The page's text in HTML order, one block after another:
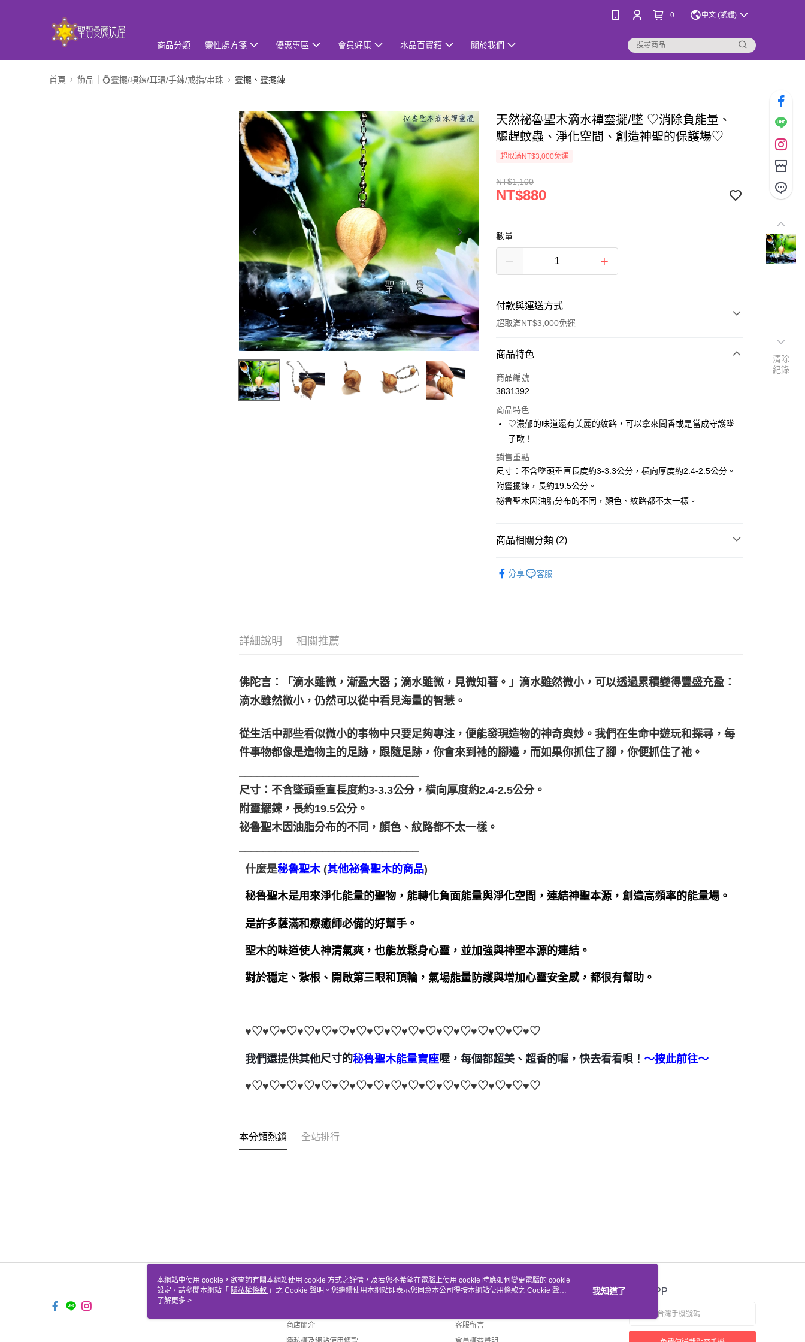
0 中文 (繁體)
商品分類 靈性處方箋 優惠專區 會員好康 水晶百寶箱 關於我們
首頁 飾品｜💍靈擺/項鍊/耳環/手鍊/戒指/串珠 靈擺、靈擺鍊
天然祕魯聖木滴水禪靈擺/墜 ♡消除負能量、
驅趕蚊蟲、淨化空間、創造神聖的保護場♡
超取滿NT$3,000免運
NT$1,100
NT$880
數量
付款與運送方式
超取滿NT$3,000免運
付款方式
信用卡一次付款
LINE Pay
Apple Pay
街口支付
悠遊付
運送方式
全家取貨付款
郵局幫你送（離島）
免運費
商品特色
商品編號
3831392
商品特色
♡濃郁的味道還有美麗的紋路，可以拿來聞香或是當成守護墜
子歐！
銷售重點
尺寸：不含墜頭垂直長度約3-3.3公分，橫向厚度約2.4-2.5公分。
附靈擺鍊，長約19.5公分。
祕魯聖木因油脂分布的不同，顏色、紋路都不太一樣。
商品相關分類 (2)
分享 客服
詳細說明 相關推薦
佛陀言：「滴水雖微，漸盈大器；滴水雖微，見微知著。」滴水雖然微小，可以透過累積變得豐盛充盈：
滴水雖然微小，仍然可以從中看見海量的智慧。
從生活中那些看似微小的事物中只要足夠專注，便能發現造物的神奇奧妙。我們在生命中遊玩和探尋，每
件事物都像是造物主的足跡，跟隨足跡，你會來到祂的腳邊，而如果你抓住了腳，你便抓住了祂。
尺寸：不含墜頭垂直長度約3-3.3公分，橫向厚度約2.4-2.5公分。
附靈擺鍊，長約19.5公分。
祕魯聖木因油脂分布的不同，顏色、紋路都不太一樣。
什麼是秘魯聖木(其他祕魯聖木的商品)
秘魯聖木是用來淨化能量的聖物，能轉化負面能量與淨化空間，連結神聖本源，創造高頻率的能量場。
是許多薩滿和療癒師必備的好幫手。
聖木的味道使人神清氣爽，也能放鬆身心靈，並加強與神聖本源的連結。
對於穩定、紮根、開啟第三眼和頂輪，氣場能量防護與增加心靈安全感，都很有幫助。
♥♡♥♡♥♡♥♡♥♡♥♡♥♡♥♡♥♡♥♡♥♡♥♡♥♡♥♡♥♡♥♡♥♡
我們還提供其他尺寸的秘魯聖木能量寶座喔，每個都超美、超香的喔，快去看看唄！～按此前往～
♥♡♥♡♥♡♥♡♥♡♥♡♥♡♥♡♥♡♥♡♥♡♥♡♥♡♥♡♥♡♥♡♥♡
本分類熱銷 全站排行
關於我們
商店簡介
客服資訊
客服留言
官方APP
清除
紀錄
本網站中使用 cookie，欲查詢有關本網站使用 cookie 方式之詳情，及若您不希望在電腦上使用 cookie 時應如何變更電腦的 cookie
設定，請參閱本網站「 隱私權條款 」之 Cookie 聲明。您繼續使用本網站即表示您同意本公司得按本網站使用條款之 Cookie 聲明
使用 cookie。
了解更多 >
我知道了